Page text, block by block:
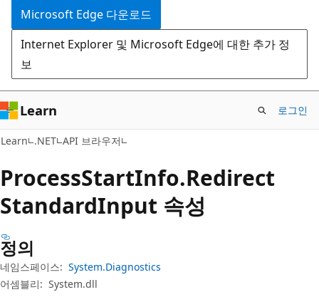
건
너
뛰
기
으
로
건
너
뛰
기
Microsoft Edge 다운로드
Internet Explorer 및 Microsoft Edge에 대한 추가 정
보
Learn 로그인
Learn .NET API 브라우저
ProcessStartInfo.Redirect
StandardInput 속성
정의
네임스페이스: System.Diagnostics
어셈블리: System.dll